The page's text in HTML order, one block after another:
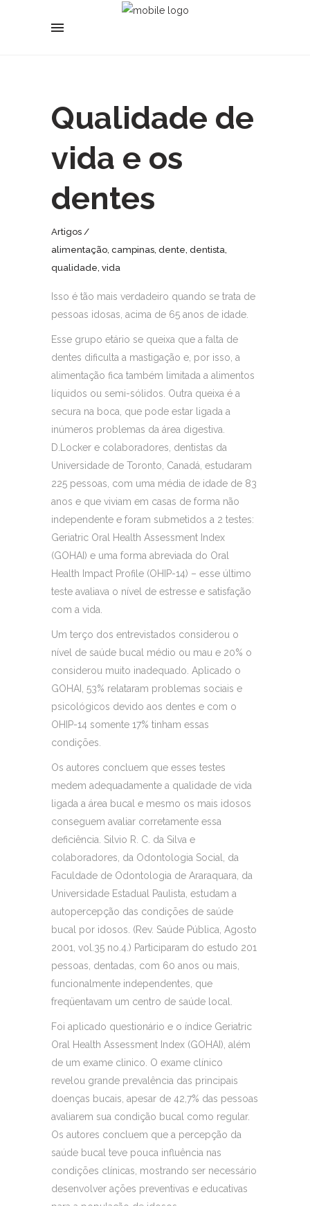
Qualidade de
vida e os
dentes
Artigos
alimentação, campinas, dente, dentista,
qualidade, vida
Isso é tão mais verdadeiro quando se trata de
pessoas idosas, acima de 65 anos de idade.
Esse grupo etário se queixa que a falta de
dentes dificulta a mastigação e, por isso, a
alimentação fica também limitada a alimentos
líquidos ou semi-sólidos. Outra queixa é a
secura na boca, que pode estar ligada a
inúmeros problemas da área digestiva.
D.Locker e colaboradores, dentistas da
Universidade de Toronto, Canadá, estudaram
225 pessoas, com uma média de idade de 83
anos e que viviam em casas de forma não
independente e foram submetidos a 2 testes:
Geriatric Oral Health Assessment Index
(GOHAI) e uma forma abreviada do Oral
Health Impact Profile (OHIP-14) – esse último
teste avaliava o nível de estresse e satisfação
com a vida.
Um terço dos entrevistados considerou o
nível de saúde bucal médio ou mau e 20% o
considerou muito inadequado. Aplicado o
GOHAI, 53% relataram problemas sociais e
psicológicos devido aos dentes e com o
OHIP-14 somente 17% tinham essas
condições.
Os autores concluem que esses testes
medem adequadamente a qualidade de vida
ligada a área bucal e mesmo os mais idosos
conseguem avaliar corretamente essa
deficiência. Silvio R. C. da Silva e
colaboradores, da Odontologia Social, da
Faculdade de Odontologia de Araraquara, da
Universidade Estadual Paulista, estudam a
autopercepção das condições de saúde
bucal por idosos. (Rev. Saúde Pública, Agosto
2001, vol.35 no.4.) Participaram do estudo 201
pessoas, dentadas, com 60 anos ou mais,
funcionalmente independentes, que
freqüentavam um centro de saúde local.
Foi aplicado questionário e o índice Geriatric
Oral Health Assessment Index (GOHAI), além
de um exame clinico. O exame clínico
revelou grande prevalência das principais
doenças bucais, apesar de 42,7% das pessoas
avaliarem sua condição bucal como regular.
Os autores concluem que a percepção da
saúde bucal teve pouca influência nas
condições clínicas, mostrando ser necessário
desenvolver ações preventivas e educativas